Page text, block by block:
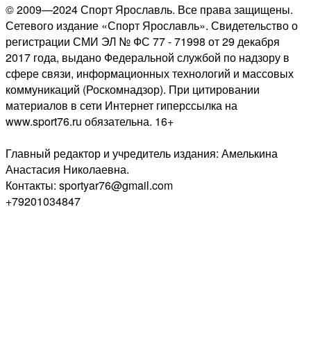
© 2009—2024 Спорт Ярославль. Все права защищены.
Сетевого издание «Спорт Ярославль». Свидетельство о
регистрации СМИ ЭЛ № ФС 77 - 71998 от 29 декабря
2017 года, выдано Федеральной службой по надзору в
сфере связи, информационных технологий и массовых
коммуникаций (Роскомнадзор). При цитировании
материалов в сети Интернет гиперссылка на
www.sport76.ru обязательна. 16+
Главный редактор и учредитель издания: Амелькина
Анастасия Николаевна.
Контакты: sportyar76@gmail.com
+79201034847